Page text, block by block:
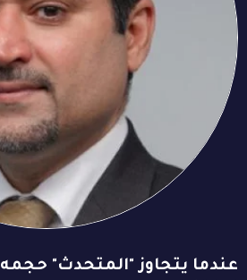
عندما يتجاوز "المتحدث" حجمه